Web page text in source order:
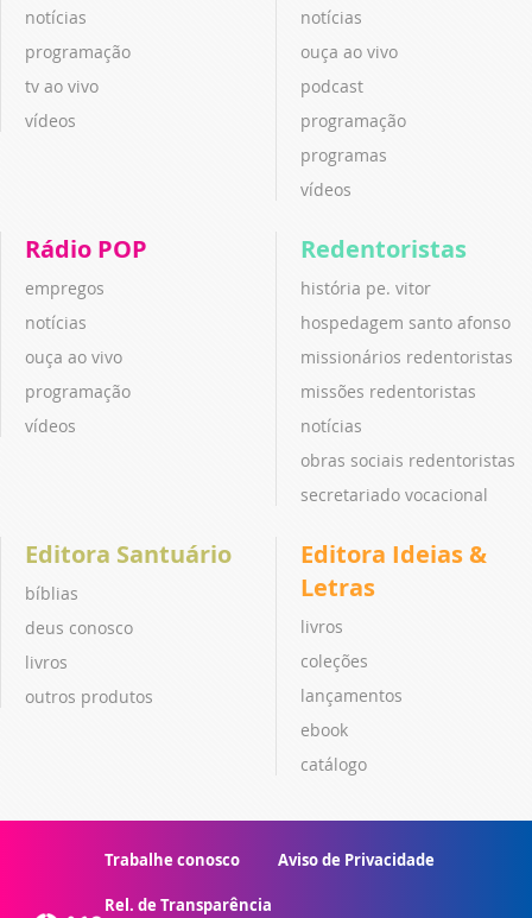
notícias
programação
tv ao vivo
vídeos
notícias
ouça ao vivo
podcast
programação
programas
vídeos
Rádio POP
empregos
notícias
ouça ao vivo
programação
vídeos
Redentoristas
história pe. vitor
hospedagem santo afonso
missionários redentoristas
missões redentoristas
notícias
obras sociais redentoristas
secretariado vocacional
Editora Santuário
bíblias
deus conosco
livros
outros produtos
Editora Ideias &
Letras
livros
coleções
lançamentos
ebook
catálogo
Trabalhe conosco Aviso de Privacidade
Rel. de Transparência